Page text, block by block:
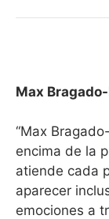
Max
“Max
encima de la
atiende cada
aparecer
emociones a